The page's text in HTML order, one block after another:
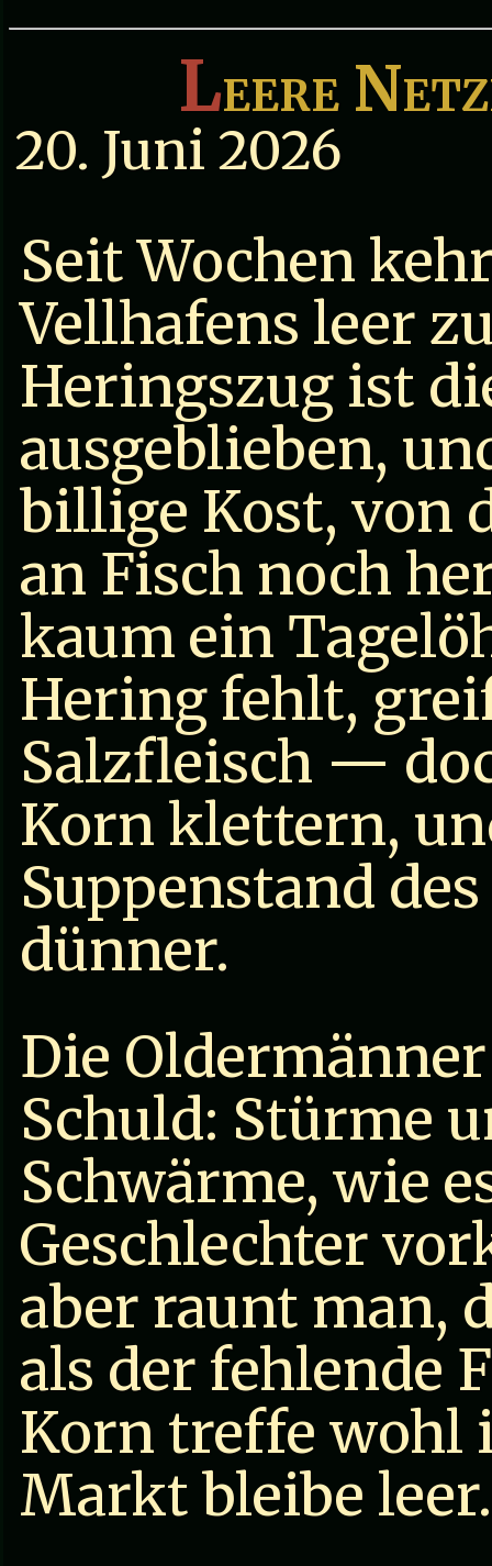
Leere
20. Juni 2026
Seit Wochen
Vellhafens leer
Heringszug ist
ausgeblieben,
billige Kost, von
an Fisch noch
kaum ein
Hering fehlt,
Salzfleisch —
Korn klettern,
Suppenstand
dünner.
Die
Schuld: Stürme
Schwärme, wie
Geschlechter
aber raunt man,
als der fehlende
Korn treffe wohl
Markt bleibe leer.